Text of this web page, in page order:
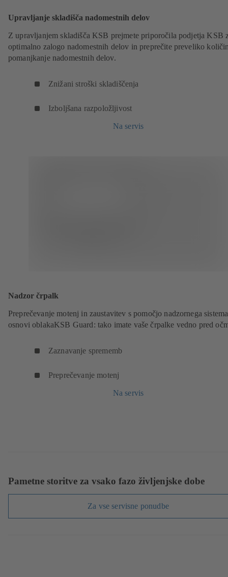
Upravljanje skladišča nadomestnih delov
Z upravljanjem skladišča KSB prejmete priporočila podjetja KSB
optimalno zalogo nadomestnih delov in preprečite preveliko
pomanjkanje nadomestnih delov.
Znižani stroški skladiščenja
Izboljšana razpoložljivost
Na servis
Nadzor črpalk
Preprečevanje motenj in zaustavitev s pomočjo nadzornega
osnovi oblakaKSB Guard: tako imate vaše črpalke vedno pred
Zaznavanje sprememb
Preprečevanje motenj
Na servis
Pametne storitve za vsako fazo življenjske dobe
Za vse servisne ponudbe